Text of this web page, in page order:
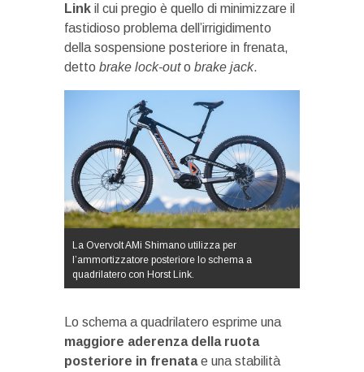
Link il cui pregio è quello di minimizzare il
fastidioso problema dell’irrigidimento
della sospensione posteriore in frenata,
detto brake lock-outo brake jack.
La Overvolt AMi Shimano utilizza per
l’ammortizzatore posteriore lo schema a
quadrilatero con Horst Link.
Lo schema a quadrilatero esprime una
maggiore aderenza della ruota
posteriore in frenatae una stabilità